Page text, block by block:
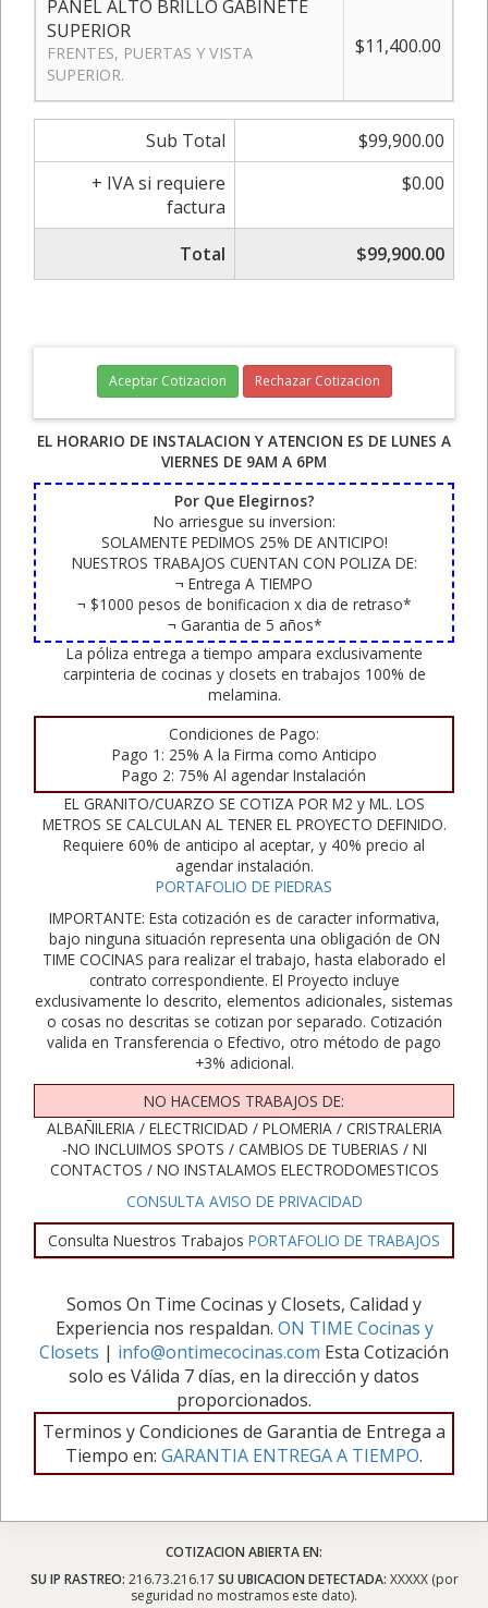
PANEL ALTO BRILLO GABINETE
SUPERIOR
FRENTES, PUERTAS Y VISTA
SUPERIOR.
$11,400.00
Sub Total
$99,900.00
+ IVA si requiere
factura
$0.00
Total $99,900.00
Aceptar Cotizacion Rechazar Cotizacion
EL HORARIO DE INSTALACION Y ATENCION ES DE LUNES A
VIERNES DE 9AM A 6PM
Por Que Elegirnos?
No arriesgue su inversion:
SOLAMENTE PEDIMOS 25% DE ANTICIPO!
NUESTROS TRABAJOS CUENTAN CON POLIZA DE:
¬ Entrega A TIEMPO
¬ $1000 pesos de bonificacion x dia de retraso*
¬ Garantia de 5 años*
La póliza entrega a tiempo ampara exclusivamente
carpinteria de cocinas y closets en trabajos 100% de
melamina.
Condiciones de Pago:
Pago 1: 25% A la Firma como Anticipo
Pago 2: 75% Al agendar Instalación
EL GRANITO/CUARZO SE COTIZA POR M2 y ML. LOS
METROS SE CALCULAN AL TENER EL PROYECTO DEFINIDO.
Requiere 60% de anticipo al aceptar, y 40% precio al
agendar instalación.
PORTAFOLIO DE PIEDRAS
IMPORTANTE: Esta cotización es de caracter informativa,
bajo ninguna situación representa una obligación de ON
TIME COCINAS para realizar el trabajo, hasta elaborado el
contrato correspondiente. El Proyecto incluye
exclusivamente lo descrito, elementos adicionales, sistemas
o cosas no descritas se cotizan por separado. Cotización
valida en Transferencia o Efectivo, otro método de pago
+3% adicional.
NO HACEMOS TRABAJOS DE:
ALBAÑILERIA / ELECTRICIDAD / PLOMERIA / CRISTRALERIA
-NO INCLUIMOS SPOTS / CAMBIOS DE TUBERIAS / NI
CONTACTOS / NO INSTALAMOS ELECTRODOMESTICOS
CONSULTA AVISO DE PRIVACIDAD
Consulta Nuestros Trabajos PORTAFOLIO DE TRABAJOS
Somos On Time Cocinas y Closets, Calidad y
Experiencia nos respaldan. ON TIME Cocinas y
Closets | info@ontimecocinas.com Esta Cotización
solo es Válida 7 días, en la dirección y datos
proporcionados.
Terminos y Condiciones de Garantia de Entrega a
Tiempo en: GARANTIA ENTREGA A TIEMPO.
COTIZACION ABIERTA EN:
SU IP RASTREO: 216.73.216.17 SU UBICACION DETECTADA: XXXXX (por
seguridad no mostramos este dato).